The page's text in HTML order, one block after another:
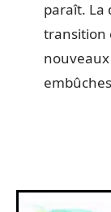
paraît. La
transition